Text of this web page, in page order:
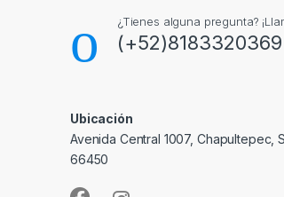
¿Tienes alguna pregunta?
Ubicación
Avenida Central 1007, Chapultepec,
66450